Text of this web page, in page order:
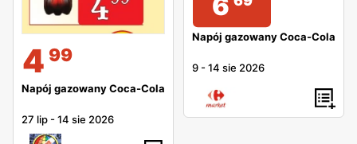
4 99
Napój gazowany Coca-Cola
27 lip -14 sie 2026
Napój gazowany Coca-Cola
9 -14 sie 2026